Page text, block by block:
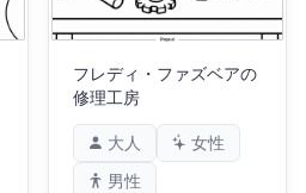
フレディ・ファズベアの
修理工房
大人
女性
男性